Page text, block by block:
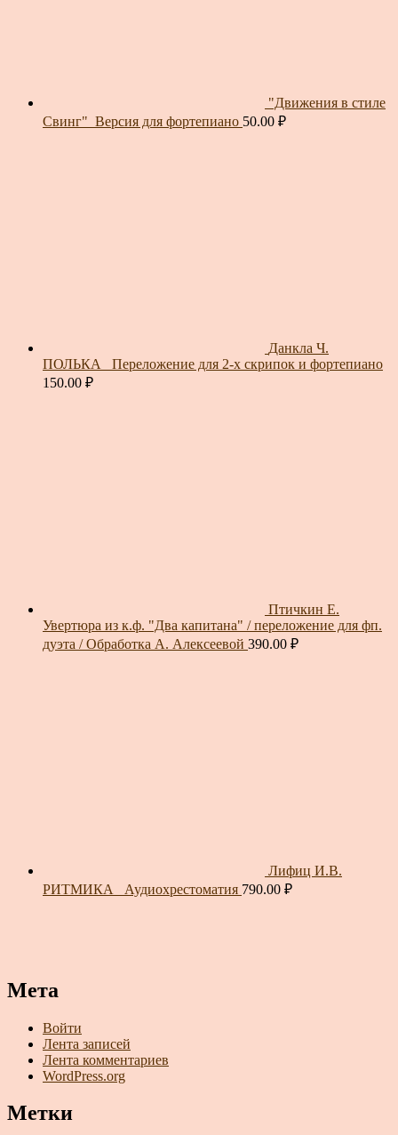
"Движения в стиле
Свинг"_Версия для фортепиано 50.00 ₽
Данкла Ч.
ПОЛЬКА_ Переложение для 2-х скрипок и фортепиано
150.00 ₽
Птичкин Е.
Увертюра из к.ф. "Два капитана" / переложение для фп.
дуэта / Обработка А. Алексеевой 390.00 ₽
Лифиц И.В.
РИТМИКА_ Аудиохрестоматия 790.00 ₽
Мета
Войти
Лента записей
Лента комментариев
WordPress.org
Метки